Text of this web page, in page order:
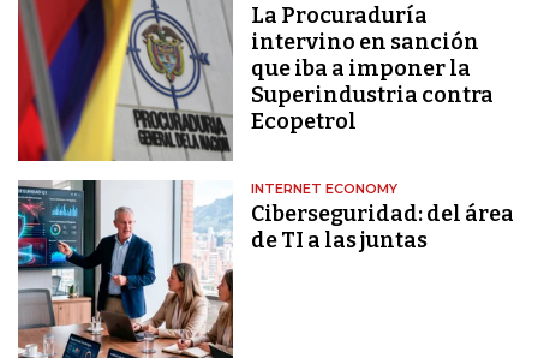
La Procuraduría
intervino en sanción
que iba a imponer la
Superindustria contra
Ecopetrol
INTERNET ECONOMY
Ciberseguridad: del área
de TI a las juntas